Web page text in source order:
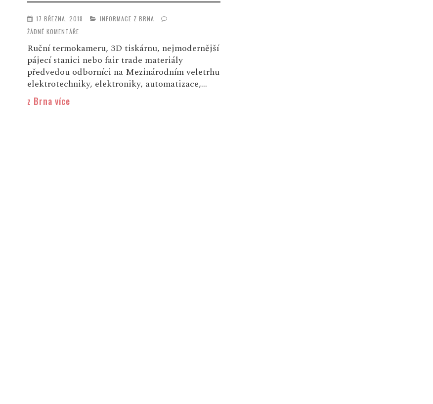
17 BŘEZNA, 2018
INFORMACE Z BRNA
ŽÁDNÉ KOMENTÁŘE
Ruční termokameru, 3D tiskárnu, nejmodernější
pájecí stanici nebo fair trade materiály
předvedou odborníci na Mezinárodním veletrhu
elektrotechniky, elektroniky, automatizace,...
z Brna více